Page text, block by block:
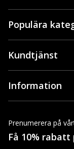
Populära
Kundtjänst
Information
Prenumerera på
Få 10%